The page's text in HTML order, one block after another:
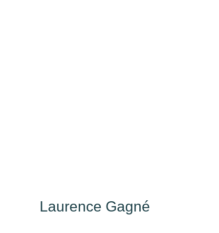
Laurence Gagné